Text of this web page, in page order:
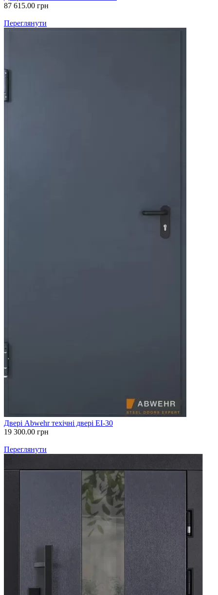
87 615.00 грн
Переглянути
Двері Abwehr техічні двері EI-30
19 300.00 грн
Переглянути